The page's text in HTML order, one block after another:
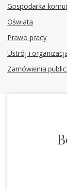
Gospodarka
Oświata
Prawo pracy
Ustrój i
Zamówienia